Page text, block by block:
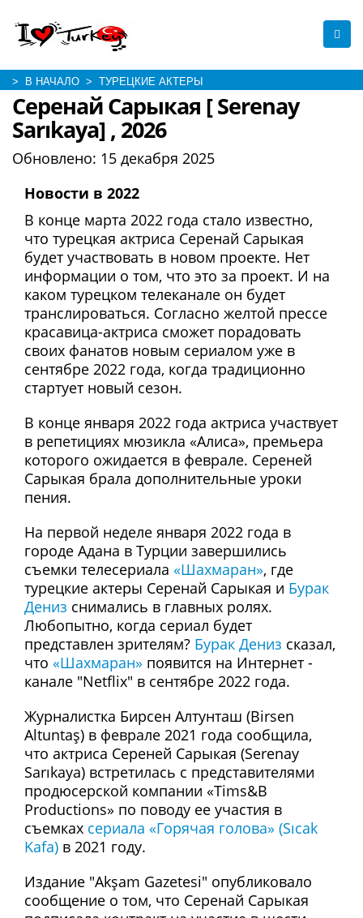
> В НАЧАЛО > ТУРЕЦКИЕ АКТЕРЫ
Серенай Сарыкая [ Serenay
Sarıkaya] , 2026
Обновлено: 15 декабря 2025
Новости в 2022
В конце марта 2022 года стало известно,
что турецкая актриса Серенай Сарыкая
будет участвовать в новом проекте. Нет
информации о том, что это за проект. И на
каком турецком телеканале он будет
транслироваться. Согласно желтой прессе
красавица-актриса сможет порадовать
своих фанатов новым сериалом уже в
сентябре 2022 года, когда традиционно
стартует новый сезон.
В конце января 2022 года актриса участвует
в репетициях мюзикла «Алиса», премьера
которого ожидается в феврале. Сереней
Сарыкая брала дополнительные уроки
пения.
На первой неделе января 2022 года в
городе Адана в Турции завершились
съемки телесериала «Шахмаран», где
турецкие актеры Серенай Сарыкая и Бурак
Дениз снимались в главных ролях.
Любопытно, когда сериал будет
представлен зрителям? Бурак Дениз сказал,
что «Шахмаран» появится на Интернет -
канале "Netflix" в сентябре 2022 года.
Журналистка Бирсен Алтунташ (Birsen
Altuntaş) в феврале 2021 года сообщила,
что актриса Сереней Сарыкая (Serenay
Sarıkaya) встретилась с представителями
продюсерской компании «Tims&B
Productions» по поводу ее участия в
съемках сериала «Горячая голова» (Sıcak
Kafa) в 2021 году.
Издание "Akşam Gazetesi" опубликовало
сообщение о том, что Серенай Сарыкая